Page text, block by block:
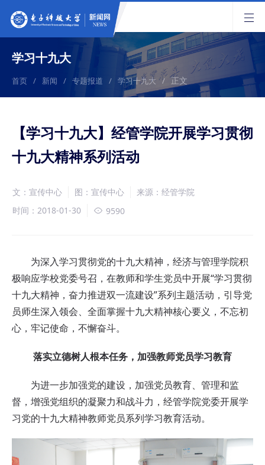
学习十九大
首页 / 新闻 / 专题报道 / 学习十九大 / 正文
【学习十九大】经管学院开展学习贯彻
十九大精神系列活动
文：宣传中心 图：宣传中心
来源：经管学院
时间：2018-01-30
9590
为深入学习贯彻党的十九大精神，经济与管理学院积
极响应学校党委号召，在教师和学生党员中开展“学习贯彻
十九大精神，奋力推进双一流建设”系列主题活动，引导党
员师生深入领会、全面掌握十九大精神核心要义，不忘初
心，牢记使命，不懈奋斗。
落实立德树人根本任务，加强教师党员学习教育
为进一步加强党的建设，加强党员教育、管理和监
督，增强党组织的凝聚力和战斗力，经管学院党委开展学
习党的十九大精神教师党员系列学习教育活动。